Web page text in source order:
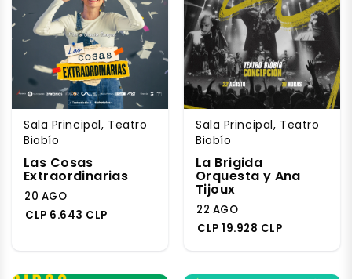
Sala Principal, Teatro
Biobío
Las Cosas
Extraordinarias
20 AGO
CLP 6.643 CLP
Sala Principal, Teatro
Biobío
La Brigida
Orquesta y Ana
Tijoux
22 AGO
CLP 19.928 CLP